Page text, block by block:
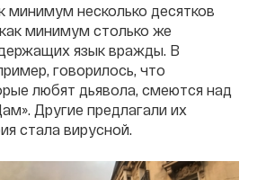
минимум несколько десятков
минимум столько же
язык вражды. В
говорилось, что
любят дьявола, смеются над
Другие предлагали их
стала вирусной.